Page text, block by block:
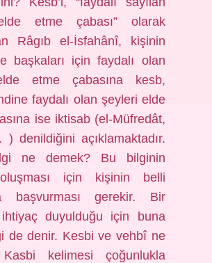
etme çabası” olarak
Râgıb el-İsfahânî, kişinin
başkaları için faydalı olan
etme çabasına kesb,
faydalı olan şeyleri elde
ise iktisab (el-Müfredât,
) denildiğini açıklamaktadır.
ne demek? Bu bilginin
için kişinin belli
başvurması gerekir. Bir
ihtiyaç duyulduğu için buna
de denir. Kesbi ve vehbî ne
kelimesi çoğunlukla